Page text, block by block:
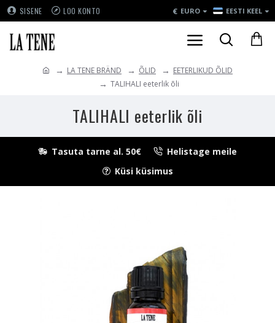
SISENE LOO KONTO € EURO EESTI KEEL
LA TENE BRÄND ÕLID
EETERLIKUD ÕLID
TALIHALI eeterlik õli
TALIHALI eeterlik õli
Tasuta tarne al. 50€
Helistage meile
Küsi küsimus